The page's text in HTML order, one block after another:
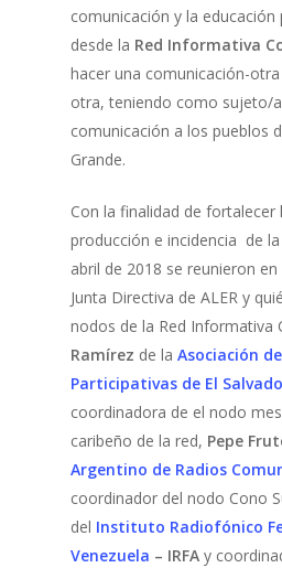
comunicación y la educación
desde la Red Informativa
hacer una comunicación-
otra, teniendo como sujeto/
comunicación a los pueblos
Grande.
Con la finalidad de fortalecer
producción e incidencia de
abril de 2018 se reunieron
Junta Directiva de ALER y
nodos de la Red Informativa
Ramírez de la Asociación
Participativas de El
coordinadora de el nodo
caribeño de la red, Pepe
Argentino de Radios
coordinador del nodo Cono
del Instituto Radiofónico
Venezuela – IRFA y